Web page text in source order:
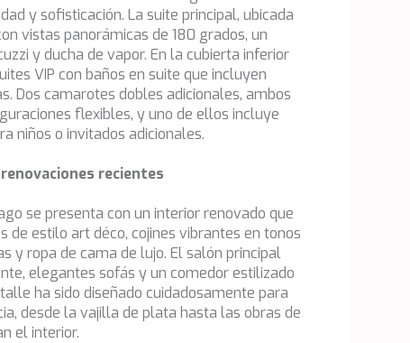
y sofisticación. La suite principal, ubicada
vistas panorámicas de 180 grados, un
y ducha de vapor. En la cubierta inferior
VIP con baños en suite que incluyen
Dos camarotes dobles adicionales, ambos
flexibles, y uno de ellos incluye
niños o invitados adicionales.
recientes
se presenta con un interior renovado que
de estilo art déco, cojines vibrantes en tonos
y ropa de cama de lujo. El salón principal
elegantes sofás y un comedor estilizado
ha sido diseñado cuidadosamente para
desde la vajilla de plata hasta las obras de
el interior.